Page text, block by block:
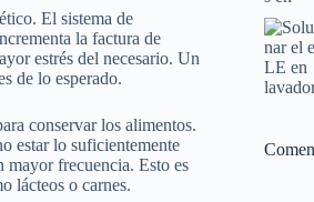
El sistema de
la factura de
estrés del necesario. Un
de lo esperado.
conservar los alimentos.
estar lo suficientemente
mayor frecuencia. Esto es
lácteos o carnes.